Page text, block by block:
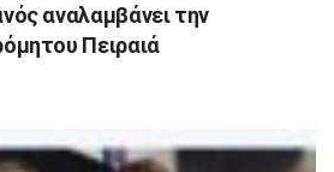
αναλαμβάνει την
Πειραιά